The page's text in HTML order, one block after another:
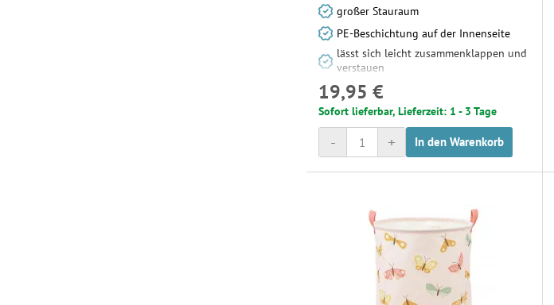
großer Stauraum
PE-Beschichtung auf der Innenseite
lässt sich leicht zusammenklappen und
verstauen
19,95 €
Sofort lieferbar, Lieferzeit: 1 - 3 Tage
+
- In den Warenkorb